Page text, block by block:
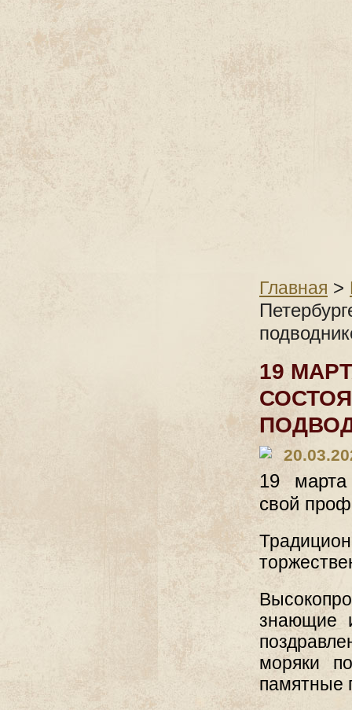
Главная >
19
19 марта
свой
знающие
моряки
памятные